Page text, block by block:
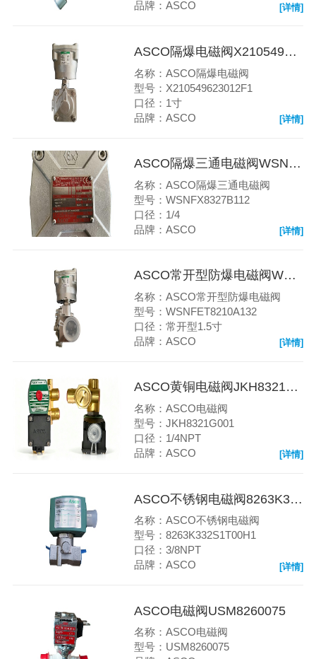
品牌：ASCO
[详情]
ASCO隔爆电磁阀X210549623012F1
名称：ASCO隔爆电磁阀
型号：X210549623012F1
口径：1寸
品牌：ASCO
[详情]
ASCO隔爆三通电磁阀WSNFX8327B112
名称：ASCO隔爆三通电磁阀
型号：WSNFX8327B112
口径：1/4
品牌：ASCO
[详情]
ASCO常开型防爆电磁阀WSNFET8210A132
名称：ASCO常开型防爆电磁阀
型号：WSNFET8210A132
口径：常开型1.5寸
品牌：ASCO
[详情]
ASCO黄铜电磁阀JKH8321G001
名称：ASCO电磁阀
型号：JKH8321G001
口径：1/4NPT
品牌：ASCO
[详情]
ASCO不锈钢电磁阀8263K332S1T00H1
名称：ASCO不锈钢电磁阀
型号：8263K332S1T00H1
口径：3/8NPT
品牌：ASCO
[详情]
ASCO电磁阀USM8260075
名称：ASCO电磁阀
型号：USM8260075